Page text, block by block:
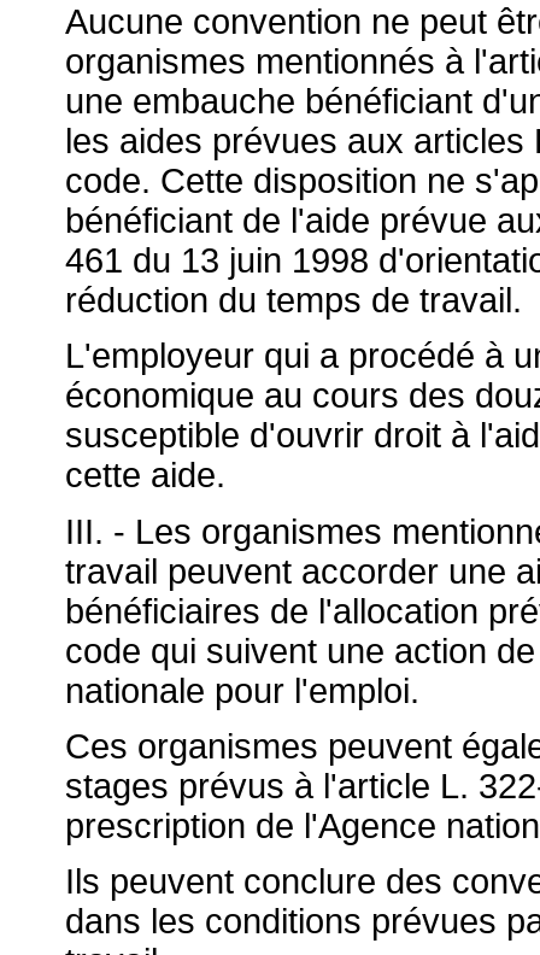
Aucune convention ne peut
organismes mentionnés à
une embauche bénéficiant
les aides prévues aux
code. Cette disposition ne
bénéficiant de l'aide prévue
461 du 13 juin 1998
réduction du temps de travail.
L'employeur qui a procédé à
économique au cours des
susceptible d'ouvrir droit à
cette aide.
III. - Les organismes
travail peuvent accorder une
bénéficiaires de l'allocation
code qui suivent une action
nationale pour l'emploi.
Ces organismes peuvent
stages prévus à l'article L.
prescription de l'Agence
Ils peuvent conclure des
dans les conditions prévues